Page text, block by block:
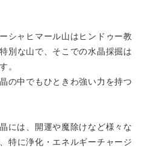
シャヒマール山はヒンドゥー教
別な山で、そこでの水晶採掘は
。
の中でもひときわ強い力を持つ
には、開運や魔除けなど様々な
特に浄化・エネルギーチャージ